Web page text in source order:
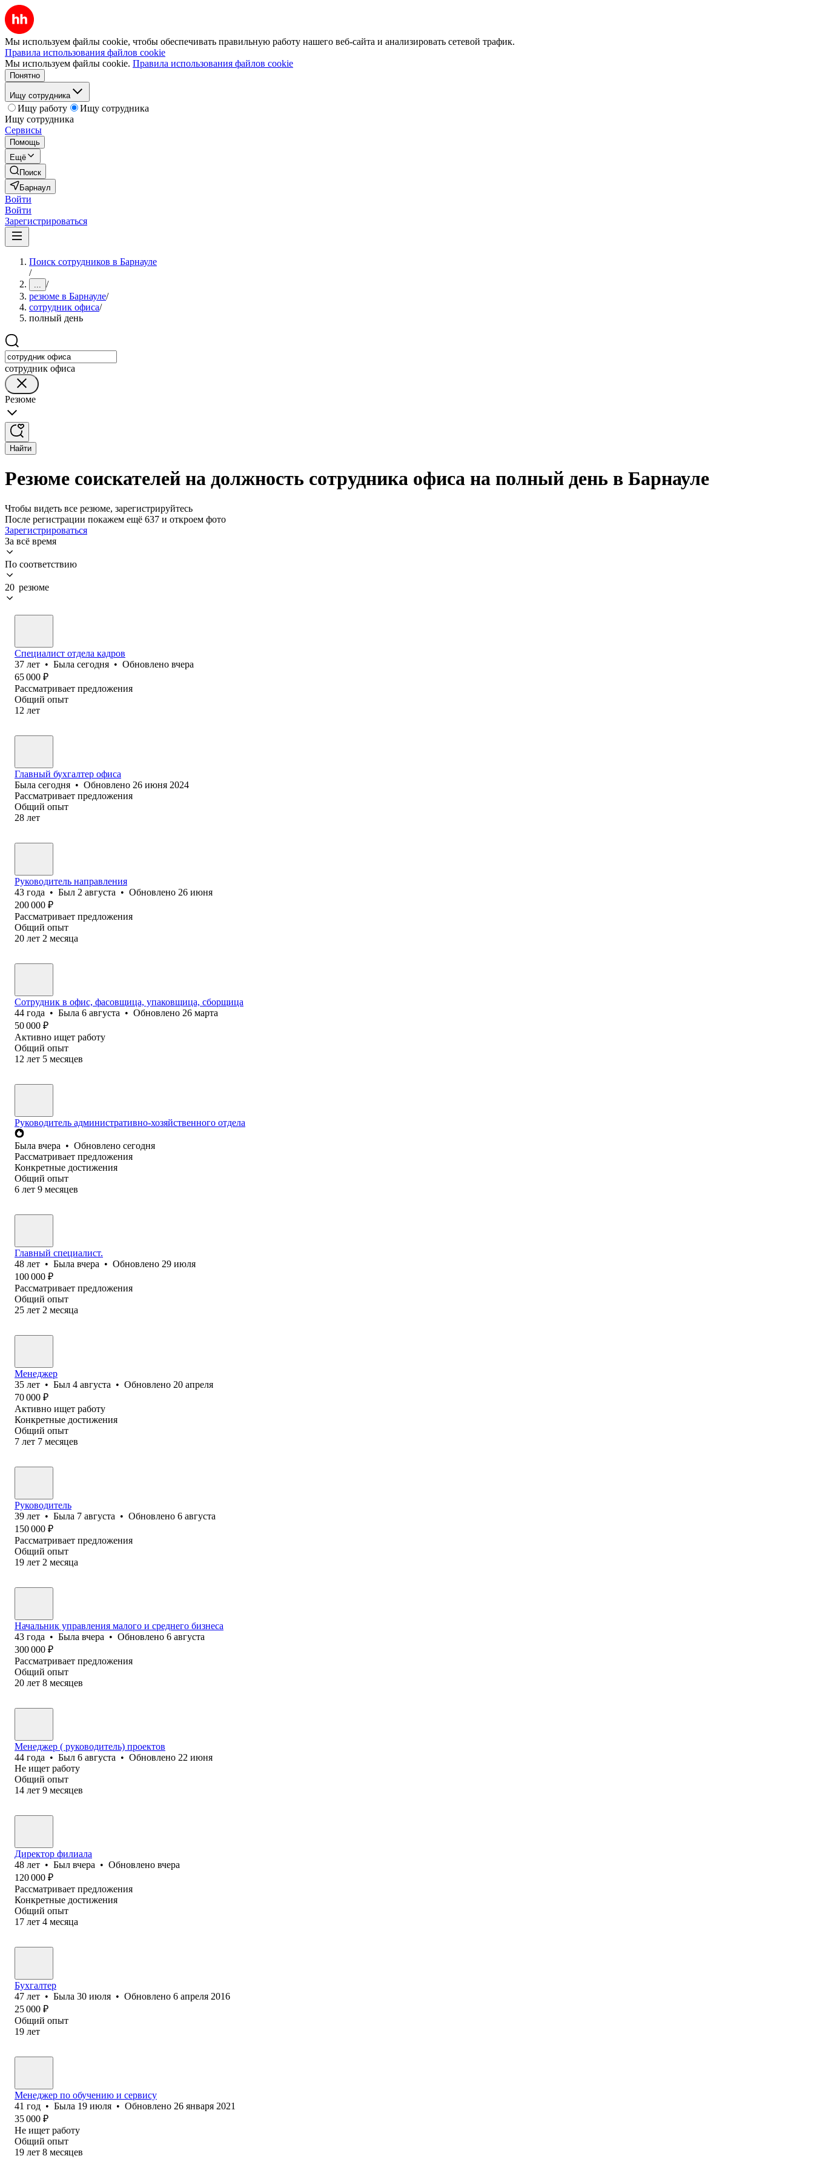
Мы используем файлы cookie, чтобы обеспечивать правильную работу нашего веб-сайта и анализировать сетевой трафик.
Правила использования файлов cookie
Мы используем файлы cookie. Правила использования файлов cookie
Понятно
Ищу сотрудника
Ищу работу
Ищу сотрудника
Ищу сотрудника
Сервисы
Помощь
Ещё
Поиск
Барнаул
Войти
Войти
Зарегистрироваться
Поиск сотрудников в Барнауле
/
... /
резюме в Барнауле/
сотрудник офиса/
полный день
сотрудник офиса
Резюме
Найти
Резюме соискателей на должность сотрудника офиса на полный день в Барнауле
Чтобы видеть все резюме, зарегистрируйтесь
После регистрации покажем ещё 637 и откроем фото
Зарегистрироваться
За всё время
По соответствию
20 резюме
Специалист отдела кадров
37 лет • Была сегодня • Обновлено вчера
65 000 ₽
Рассматривает предложения
Общий опыт
12 лет
Главный бухгалтер офиса
Была сегодня • Обновлено 26 июня 2024
Рассматривает предложения
Общий опыт
28 лет
Руководитель направления
43 года • Был 2 августа • Обновлено 26 июня
200 000 ₽
Рассматривает предложения
Общий опыт
20 лет 2 месяца
Сотрудник в офис, фасовщица, упаковщица, сборщица
44 года • Была 6 августа • Обновлено 26 марта
50 000 ₽
Активно ищет работу
Общий опыт
12 лет 5 месяцев
Руководитель административно-хозяйственного отдела
Была вчера • Обновлено сегодня
Рассматривает предложения
Конкретные достижения
Общий опыт
6 лет 9 месяцев
Главный специалист.
48 лет • Была вчера • Обновлено 29 июля
100 000 ₽
Рассматривает предложения
Общий опыт
25 лет 2 месяца
Менеджер
35 лет • Был 4 августа • Обновлено 20 апреля
70 000 ₽
Активно ищет работу
Конкретные достижения
Общий опыт
7 лет 7 месяцев
Руководитель
39 лет • Была 7 августа • Обновлено 6 августа
150 000 ₽
Рассматривает предложения
Общий опыт
19 лет 2 месяца
Начальник управления малого и среднего бизнеса
43 года • Была вчера • Обновлено 6 августа
300 000 ₽
Рассматривает предложения
Общий опыт
20 лет 8 месяцев
Менеджер ( руководитель) проектов
44 года • Был 6 августа • Обновлено 22 июня
Не ищет работу
Общий опыт
14 лет 9 месяцев
Директор филиала
48 лет • Был вчера • Обновлено вчера
120 000 ₽
Рассматривает предложения
Конкретные достижения
Общий опыт
17 лет 4 месяца
Бухгалтер
47 лет • Была 30 июля • Обновлено 6 апреля 2016
25 000 ₽
Общий опыт
19 лет
Менеджер по обучению и сервису
41 год • Была 19 июля • Обновлено 26 января 2021
35 000 ₽
Не ищет работу
Общий опыт
19 лет 8 месяцев